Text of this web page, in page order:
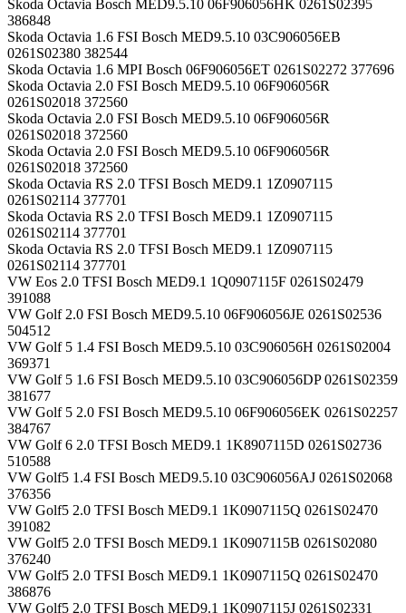
Skoda Octavia Bosch MED9.5.10 06F906056HK 0261S02395
386848
Skoda Octavia 1.6 FSI Bosch MED9.5.10 03C906056EB
0261S02380 382544
Skoda Octavia 1.6 MPI Bosch 06F906056ET 0261S02272 377696
Skoda Octavia 2.0 FSI Bosch MED9.5.10 06F906056R
0261S02018 372560
Skoda Octavia 2.0 FSI Bosch MED9.5.10 06F906056R
0261S02018 372560
Skoda Octavia 2.0 FSI Bosch MED9.5.10 06F906056R
0261S02018 372560
Skoda Octavia RS 2.0 TFSI Bosch MED9.1 1Z0907115
0261S02114 377701
Skoda Octavia RS 2.0 TFSI Bosch MED9.1 1Z0907115
0261S02114 377701
Skoda Octavia RS 2.0 TFSI Bosch MED9.1 1Z0907115
0261S02114 377701
VW Eos 2.0 TFSI Bosch MED9.1 1Q0907115F 0261S02479
391088
VW Golf 2.0 FSI Bosch MED9.5.10 06F906056JE 0261S02536
504512
VW Golf 5 1.4 FSI Bosch MED9.5.10 03C906056H 0261S02004
369371
VW Golf 5 1.6 FSI Bosch MED9.5.10 03C906056DP 0261S02359
381677
VW Golf 5 2.0 FSI Bosch MED9.5.10 06F906056EK 0261S02257
384767
VW Golf 6 2.0 TFSI Bosch MED9.1 1K8907115D 0261S02736
510588
VW Golf5 1.4 FSI Bosch MED9.5.10 03C906056AJ 0261S02068
376356
VW Golf5 2.0 TFSI Bosch MED9.1 1K0907115Q 0261S02470
391082
VW Golf5 2.0 TFSI Bosch MED9.1 1K0907115B 0261S02080
376240
VW Golf5 2.0 TFSI Bosch MED9.1 1K0907115Q 0261S02470
386876
VW Golf5 2.0 TFSI Bosch MED9.1 1K0907115J 0261S02331